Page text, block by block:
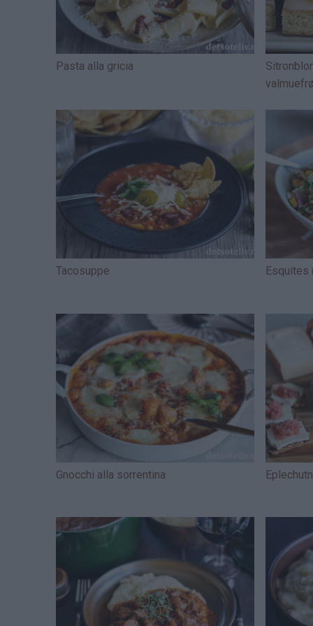
Pasta alla gricia
valmuefrø
Tacosuppe Esquites
Gnocchi alla sorrentina